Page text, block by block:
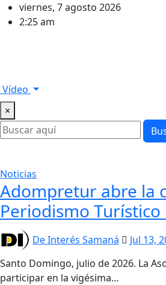
viernes, 7 agosto 2026
2:25 am
Vídeo
×
Noticias
Adompretur abre la
Periodismo
De Interés Samaná Jul 13,
Santo Domingo, julio de 2026. La
participar en la vigésima…